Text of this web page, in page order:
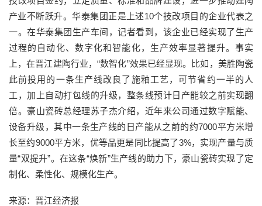
产业不断跃升。华泰集团正是上述10个技改项目的企业代表之
一。在华泰集团生产车间，记者看到，该企业已经实现了生产
过程的自动化、数字化和智能化，生产效率显著提升。事实
上，在晋江建陶行业，“数智化”效果已经显现。比如，美胜陶瓷
此前投用的一条生产线改良了施釉工艺，可节省约一半的人
工，加上自动打包线的升级，整条线预计日产能较之前实现翻
倍。豪山瓷砖总经理苏子杰介绍，近年来公司通过数字赋能、
设备升级，其中一条生产线的日产能从之前的约7000平方米增
长至约9000平方米，优等品更是同比提高了3%，实现产量与质
量“双提升”。在这条“焕新”生产线的助力下，豪山瓷砖实现了定
制化、柔性化、规模化生产。
来源：晋江经济报